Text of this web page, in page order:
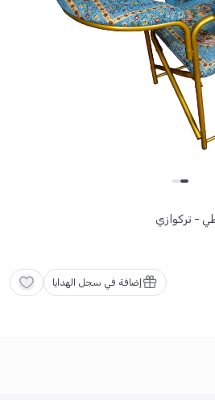
- تركوازي
إضافة في سجل الهدايا